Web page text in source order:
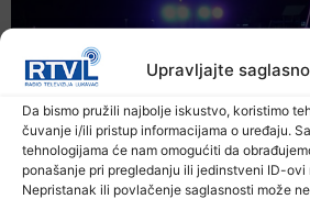
Upravljajte
Da bismo pružili najbolje iskustvo, koristimo
čuvanje i/ili pristup informacijama o uređaju.
tehnologijama će nam omogućiti da
ponašanje pri pregledanju ili jedinstveni ID-
Nepristanak ili povlačenje saglasnosti može